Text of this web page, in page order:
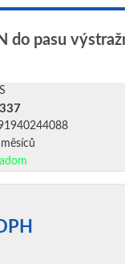
do pasu